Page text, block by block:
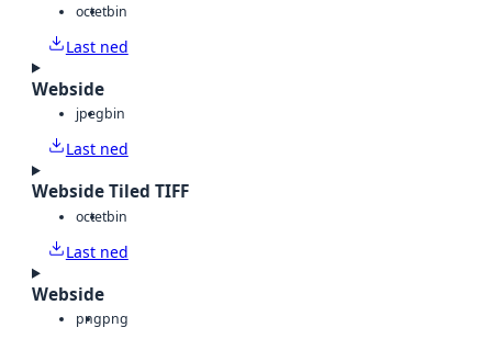
octetbin
Last ned
Webside
jpegbin
Last ned
Webside Tiled TIFF
octetbin
Last ned
Webside
pngpng